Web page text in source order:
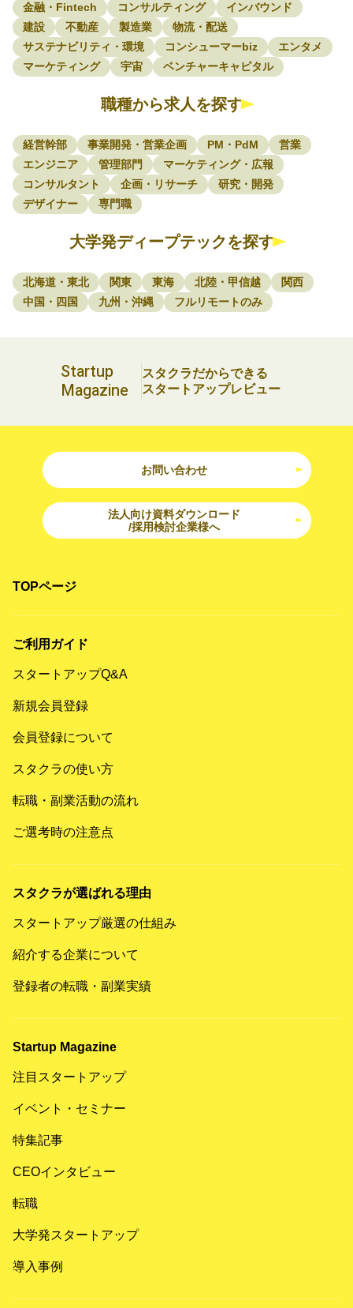
金融・Fintech
コンサルティング
インバウンド
建設
不動産 製造業
物流・配送
サステナビリティ・環境
コンシューマーbiz
エンタメ
マーケティング
宇宙 ベンチャーキャピタル
職種から求人を探す
経営幹部 事業開発・営業企画 PM・PdM
営業
エンジニア
管理部門
マーケティング・広報
コンサルタント
企画・リサーチ
研究・開発
デザイナー
専門職
大学発ディープテックを探す
北海道・東北 関東 東海 北陸・甲信越
関西
中国・四国
九州・沖縄 フルリモートのみ
Startup
Magazine
スタクラだからできる
スタートアップレビュー
お問い合わせ
法人向け資料ダウンロード
/採用検討企業様へ
TOPページ
ご利用ガイド
スタートアップQ&A
新規会員登録
会員登録について
スタクラの使い方
転職・副業活動の流れ
ご選考時の注意点
スタクラが選ばれる理由
スタートアップ厳選の仕組み
紹介する企業について
登録者の転職・副業実績
Startup Magazine
注目スタートアップ
イベント・セミナー
特集記事
CEOインタビュー
転職
大学発スタートアップ
導入事例